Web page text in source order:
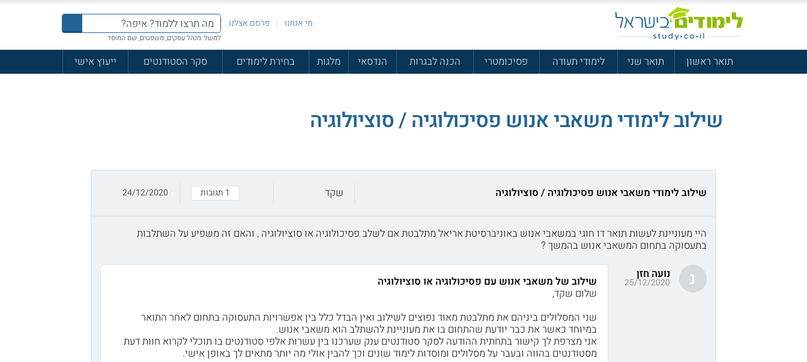
מי אנחנו פרסם אצלנו
למשל: מנהל עסקים, משפטים, שם המוסד
תואר ראשון תואר שני לימודי תעודה פסיכומטרי הכנה לבגרות הנדסאי מלגות בחירת לימודים סקר הסטודנטים ייעוץ אישי
שילוב לימודי משאבי אנוש פסיכולוגיה / סוציולוגיה
שילוב לימודי משאבי אנוש פסיכולוגיה / סוציולוגיה שקד 1 תגובות 24/12/2020
היי מעוניינת לעשות תואר דו חוגי במשאבי אנוש באוניברסיטת אריאל מתלבטת אם לשלב פסיכולוגיה או סוציולוגיה , והאם זה משפיע על השתלבות
בתעסוקה בתחום המשאבי אנוש בהמשך ?
נ נועה חזן
25/12/2020
שילוב של משאבי אנוש עם פסיכולוגיה או סוציולוגיה
שלום שקד,
שני המסלולים ביניהם את מתלבטת מאוד נפוצים לשילוב ואין הבדל כלל בין אפשרויות התעסוקה בתחום לאחר התואר
במיוחד כאשר את כבר יודעת שהתחום בו את מעוניינת להשתלב הוא משאבי אנוש.
אני מצרפת לך קישור בתחתית ההודעה לסקר סטודנטים ענק שערכנו בין עשרות אלפי סטודנטים בו תוכלי לקרוא חוות דעת
מסטודנטים בהווה ובעבר על מסלולים ומוסדות לימוד שונים וכך להבין אולי מה יותר מתאים לך באופן אישי.